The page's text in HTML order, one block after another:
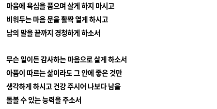
마음에 욕심을 품으며 살게 하지 마시고
비워두는 마음 문을 활짝 열게 하시고
남의 말을 끝까지 경청하게 하소서
무슨 일이든 감사하는 마음으로 살게 하소서
아픔이 따르는 삶이라도 그 안에 좋은 것만
생각하게 하시고 건강 주시어 나보다 남을
돌볼 수 있는 능력을 주소서